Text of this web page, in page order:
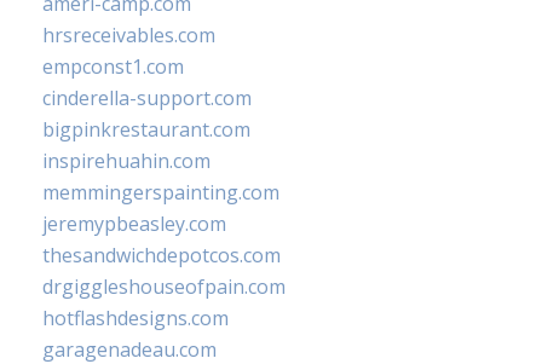
hrsreceivables.com
empconst1.com
cinderella-support.com
bigpinkrestaurant.com
inspirehuahin.com
memmingerspainting.com
jeremypbeasley.com
thesandwichdepotcos.com
drgiggleshouseofpain.com
hotflashdesigns.com
garagenadeau.com